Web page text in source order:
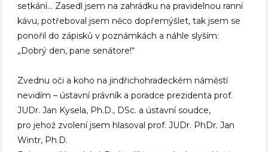
setkání… Zasedl jsem na zahrádku na pravidelnou ranní
kávu, potřeboval jsem něco dopřemýšlet, tak jsem se
ponořil do zápisků v poznámkách a náhle slyším:
„Dobrý den, pane senátore!“
Zvednu oči a koho na jindřichohradeckém náměstí
nevidím – ústavní právník a poradce prezidenta prof.
JUDr. Jan Kysela, Ph.D., DSc. a ústavní soudce,
pro jehož zvolení jsem hlasoval prof. JUDr. PhDr. Jan
Wintr, Ph.D.